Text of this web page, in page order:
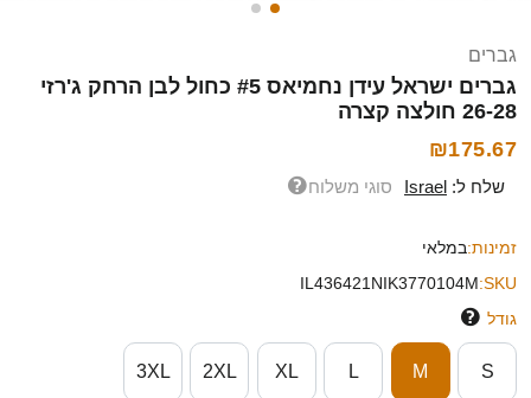
גברים
גברים ישראל עידן נחמיאס #5 כחול לבן הרחק ג'רזי
26-28 חולצה קצרה
₪175.67
שלח ל: Israel סוגי משלוח
זמינות:במלאי
SKU:
IL436421NIK3770104M
גודל
S
M
L
XL
2XL
3XL